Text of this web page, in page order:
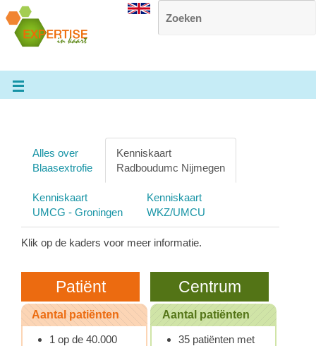
Alles over
Blaasextrofie
Kenniskaart
Radboudumc Nijmegen
Kenniskaart
UMCG - Groningen
Kenniskaart
WKZ/UMCU
Klik op de kaders voor meer informatie.
Aantal patiënten
1 op de 40.000
Aantal patiënten
35 patiënten met
Patiënt Centrum